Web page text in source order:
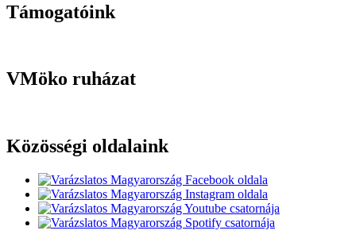
Támogatóink
VMöko ruházat
Közösségi oldalaink